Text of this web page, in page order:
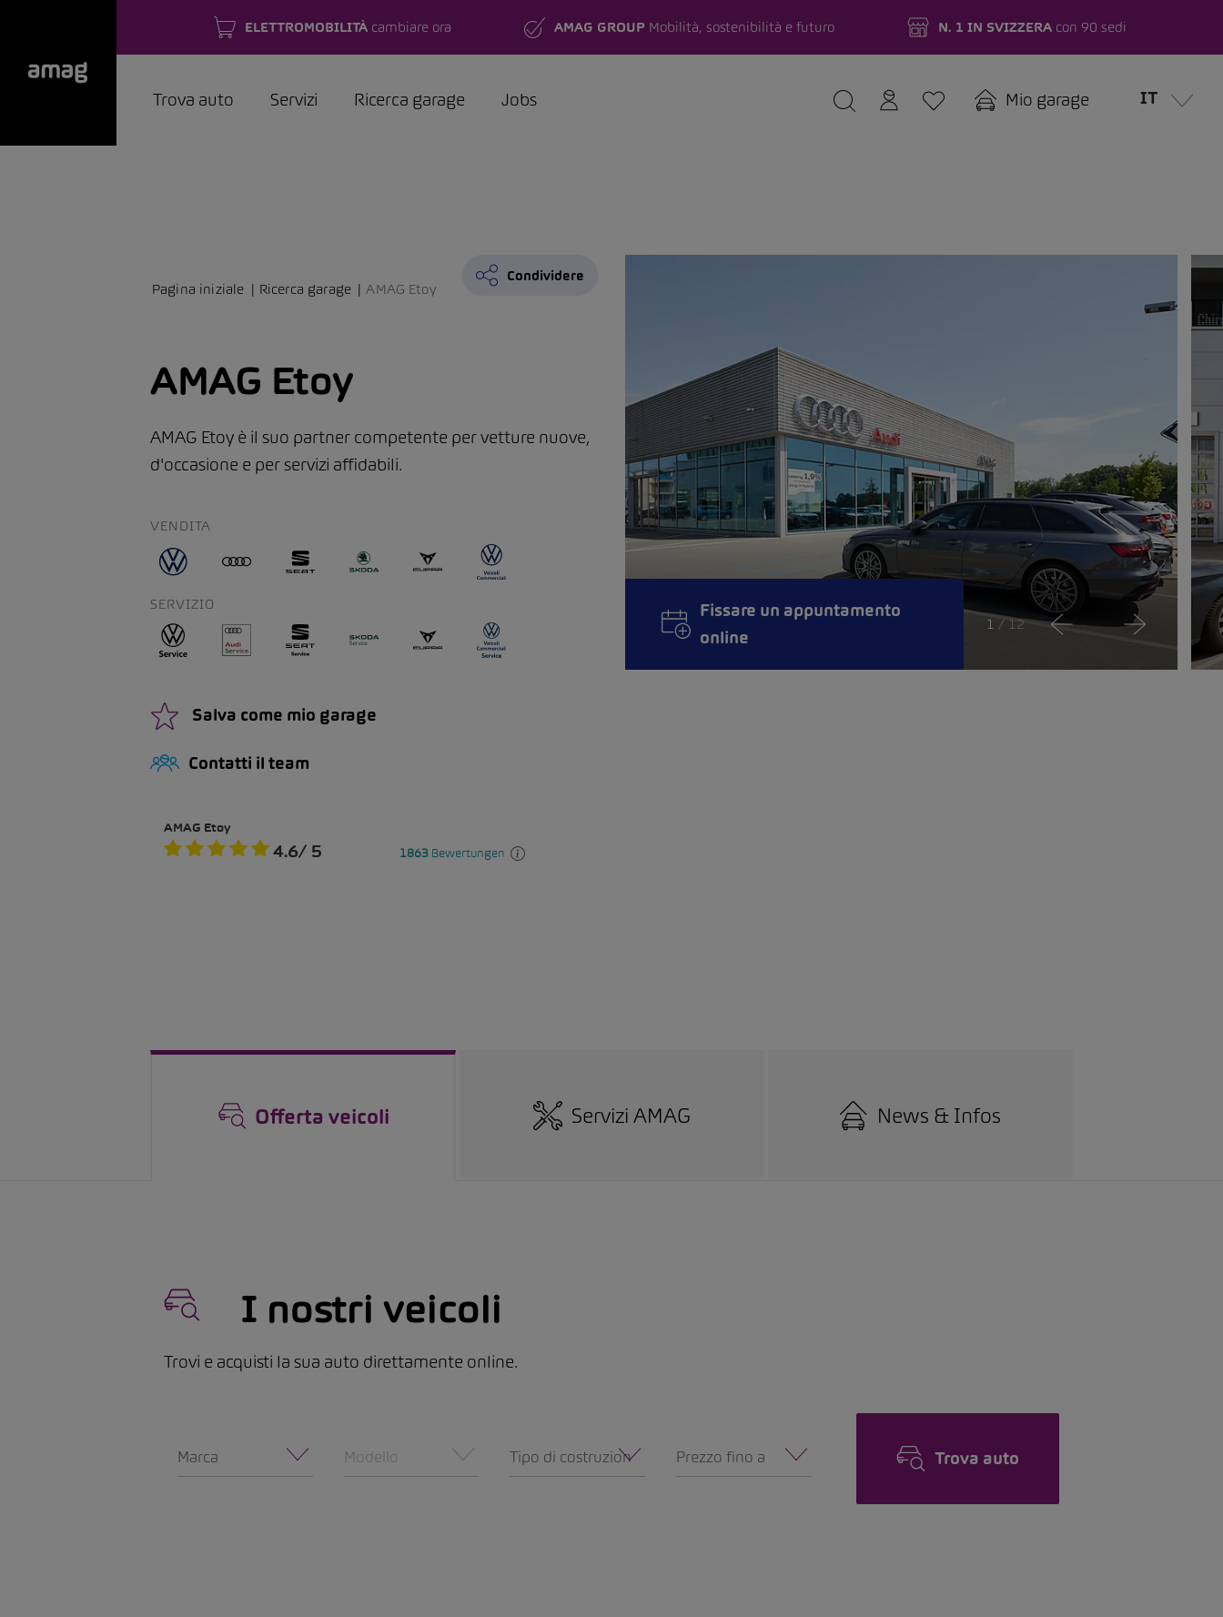
ELETTROMOBILITÀcambiare ora AMAG GROUP Mobilità, sostenibilità e futuro N. 1 IN SVIZZERAcon 90 sedi
Trova auto Servizi Ricerca garage Jobs Mio garage IT
Pagina iniziale Ricerca garage AMAG Etoy
Condividere
AMAG Etoy
AMAG Etoy è il suo partner competente per vetture nuove,
d'occasione e per servizi affidabili.
VENDITA
SERVIZIO
Salva come mio garage
Contatti il team
Fissare un appuntamento
online
1 / 12
Offerta veicoli Servizi AMAG News & Infos
I nostri veicoli
Trovi e acquisti la sua auto direttamente online.
Marca Modello Tipo di costruzione Prezzo fino a Trova auto